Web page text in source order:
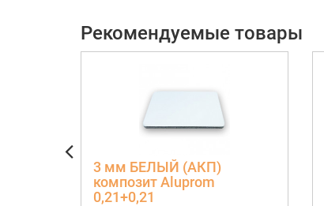
Рекомендуемые товары
3 мм БЕЛЫЙ (АКП)
композит Aluprom
0,21+0,21